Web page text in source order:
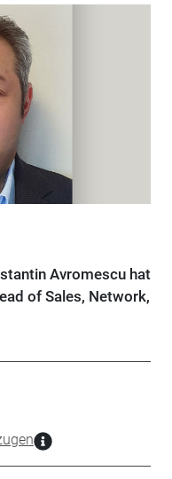
Avromescu hat
of Sales, Network,